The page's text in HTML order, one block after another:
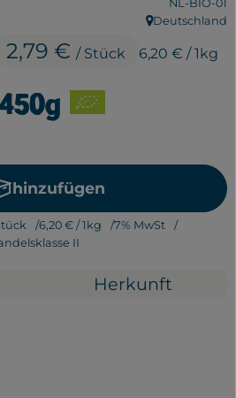
2,79 € / Stück 6,20 € / 1kg
NL-BIO-01
, Herkunft:
Deutschland
hinzufügen
Produkt zum Warenkorb
6,20 € / 1kg
7% MwSt
II
Herkunft